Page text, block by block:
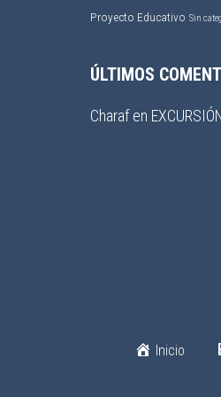
Proyecto Educativo Sin
ÚLTIMOS
Charafen
Inicio